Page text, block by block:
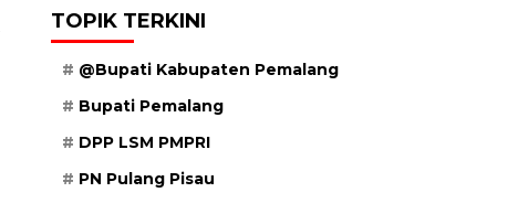
TOPIK TERKINI
@Bupati Kabupaten Pemalang
Bupati Pemalang
DPP LSM PMPRI
PN Pulang Pisau